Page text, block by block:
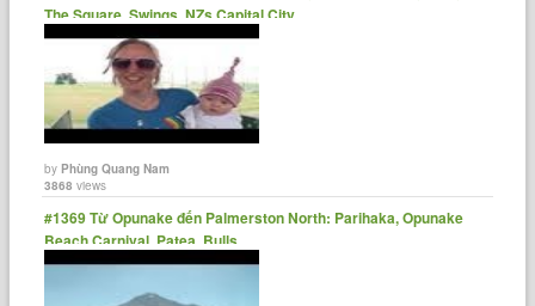
The Square, Swings, NZs Capital City
byPhùng Quang Nam
3868 views
#1369 Từ Opunake đến Palmerston North: Parihaka, Opunake
Beach Carnival, Patea, Bulls